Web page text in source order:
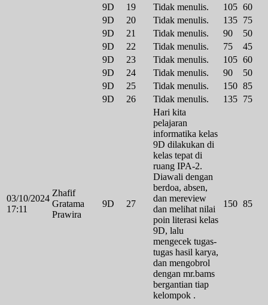
9D
19 Tidak menulis. 105 60
9D
20 Tidak menulis. 135 75
9D
21 Tidak menulis. 90
50
9D
22 Tidak menulis. 75
45
9D
23 Tidak menulis. 105 60
9D
24 Tidak menulis. 90
50
9D
25 Tidak menulis. 150 85
9D
26 Tidak menulis. 135 75
03/10/2024
17:11
Zhafif
Gratama
Prawira
9D 27
Hari kita
pelajaran
informatika kelas
9D dilakukan di
kelas tepat di
ruang IPA-2.
Diawali dengan
berdoa, absen,
dan mereview
dan melihat nilai
poin literasi kelas
9D, lalu
mengecek tugas-
tugas hasil karya,
dan mengobrol
dengan mr.bams
bergantian tiap
kelompok .
150 85